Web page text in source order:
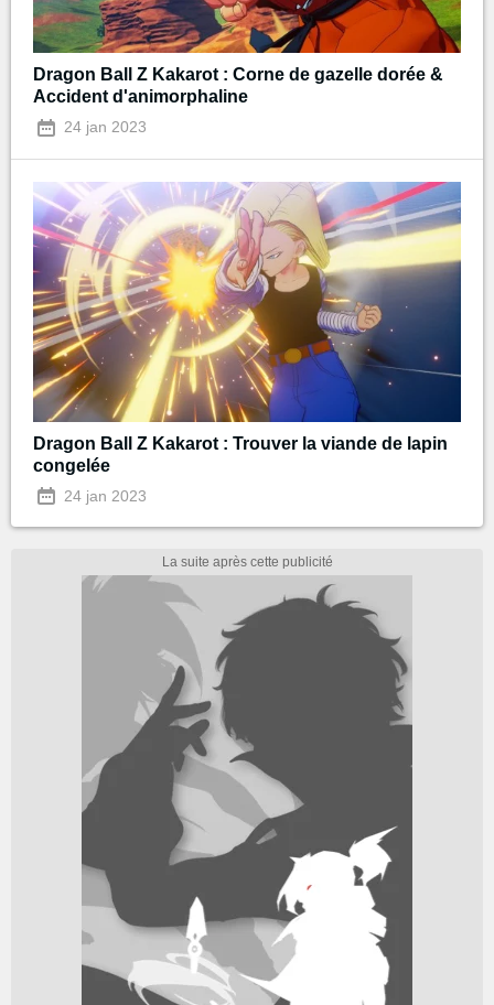
Dragon Ball Z Kakarot : Corne de gazelle dorée &
Accident d'animorphaline
24 jan 2023
Dragon Ball Z Kakarot : Trouver la viande de lapin
congelée
24 jan 2023